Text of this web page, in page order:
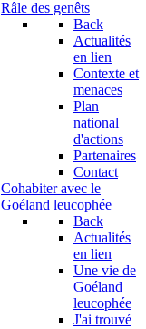
Râle des genêts
Back
Actualités
en lien
Contexte et
menaces
Plan
national
d'actions
Partenaires
Contact
Cohabiter avec le
Goéland leucophée
Back
Actualités
en lien
Une vie de
Goéland
leucophée
J'ai trouvé